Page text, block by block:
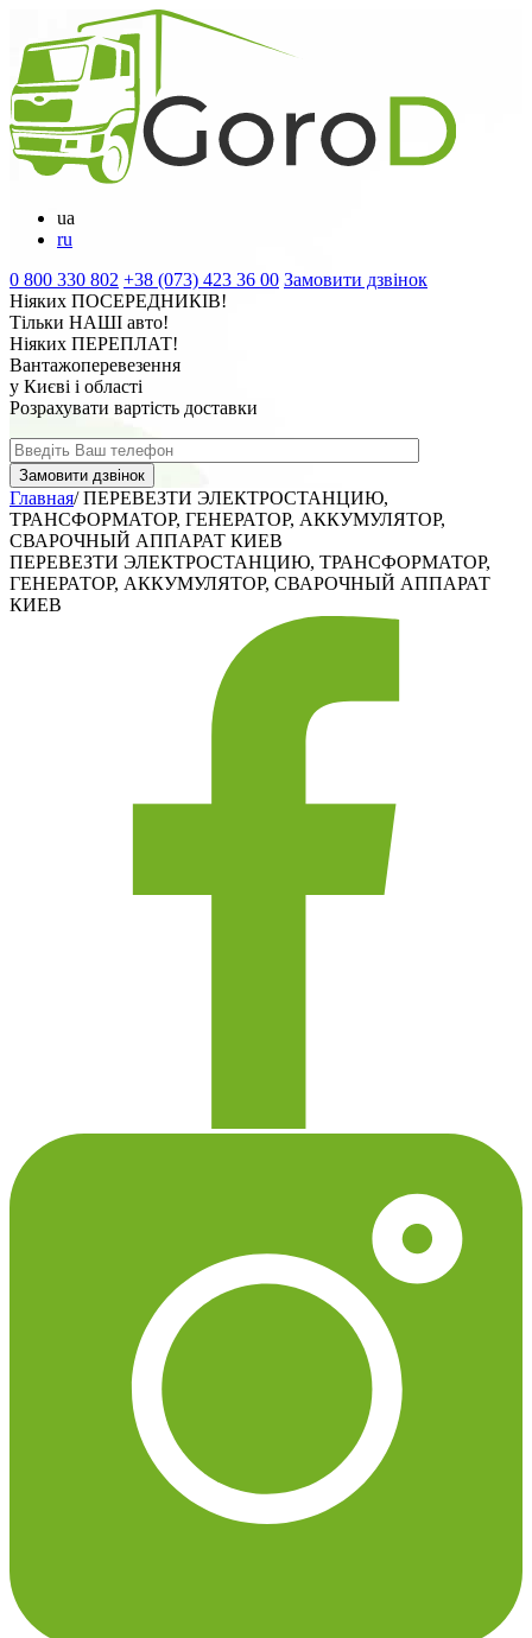
ua
ru
0 800 330 802 +38 (073) 423 36 00 Замовити дзвінок
Ніяких ПОСЕРЕДНИКІВ!
Тільки НАШІ авто!
Ніяких ПЕРЕПЛАТ!
Вантажоперевезення
у Києві і області
Розрахувати вартість доставки
Главная/ ПЕРЕВЕЗТИ ЭЛЕКТРОСТАНЦИЮ,
ТРАНСФОРМАТОР, ГЕНЕРАТОР, АККУМУЛЯТОР,
СВАРОЧНЫЙ АППАРАТ КИЕВ
ПЕРЕВЕЗТИ ЭЛЕКТРОСТАНЦИЮ, ТРАНСФОРМАТОР,
ГЕНЕРАТОР, АККУМУЛЯТОР, СВАРОЧНЫЙ АППАРАТ
КИЕВ